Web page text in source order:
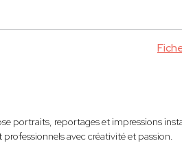
portraits, reportages et impressions
avec créativité et passion.